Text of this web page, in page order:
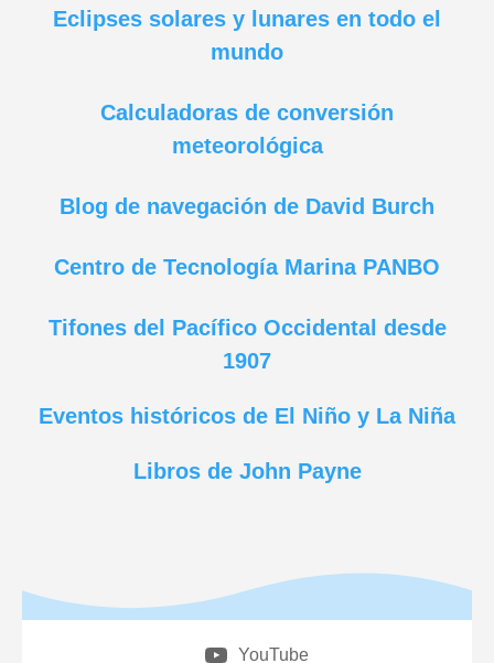
Eclipses solares y lunares en todo el
mundo
Calculadoras de conversión
meteorológica
Blog de navegación de David Burch
Centro de Tecnología Marina PANBO
Tifones del Pacífico Occidental desde
1907
Eventos históricos de El Niño y La Niña
Libros de John Payne
YouTube